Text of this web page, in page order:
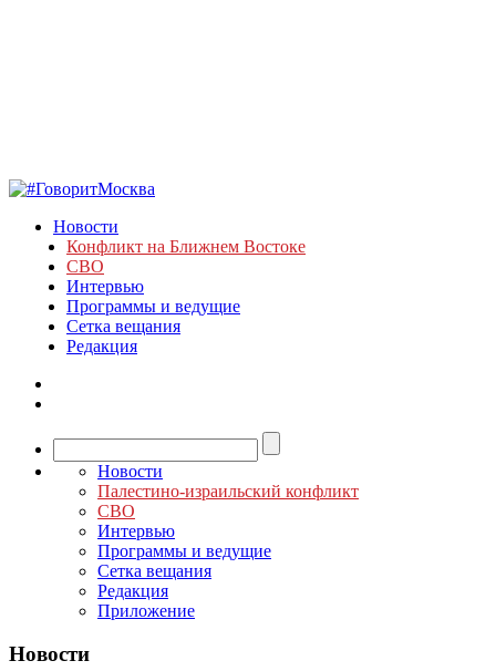
Новости
Конфликт на Ближнем Востоке
СВО
Интервью
Программы и ведущие
Сетка вещания
Редакция
Новости
Палестино-израильский конфликт
СВО
Интервью
Программы и ведущие
Сетка вещания
Редакция
Приложение
Новости